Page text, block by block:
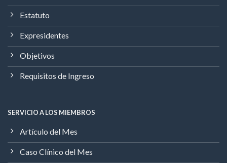
Estatuto
Expresidentes
Objetivos
Requisitos de Ingreso
SERVICIO A LOS MIEMBROS
Artículo del Mes
Caso Clínico del Mes